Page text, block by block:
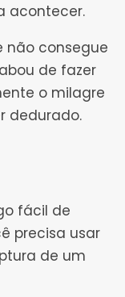
acontecer.
não consegue
de fazer
o milagre
dedurado.
fácil de
precisa usar
de um